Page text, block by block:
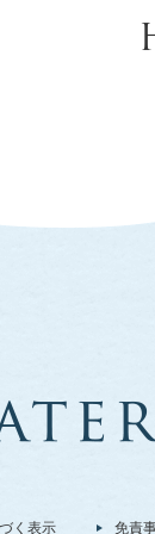
く表示 免責